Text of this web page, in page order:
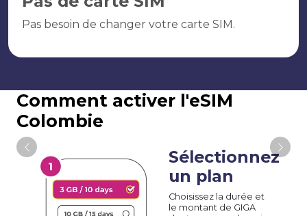
Pas besoin de changer votre carte SIM.
Comment activer l'eSIM
Colombie
Sélectionnez
un plan
Choisissez la durée et
le montant de GIGA